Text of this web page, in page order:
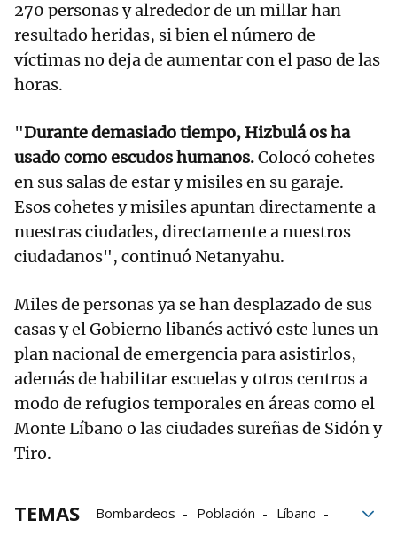
270 personas y alrededor de un millar han
resultado heridas, si bien el número de
víctimas no deja de aumentar con el paso de las
horas.
"Durante demasiado tiempo, Hizbulá os ha
usado como escudos humanos.Colocó cohetes
en sus salas de estar y misiles en su garaje.
Esos cohetes y misiles apuntan directamente a
nuestras ciudades, directamente a nuestros
ciudadanos", continuó Netanyahu.
Miles de personas ya se han desplazado de sus
casas y el Gobierno libanés activó este lunes un
plan nacional de emergencia para asistirlos,
además de habilitar escuelas y otros centros a
modo de refugios temporales en áreas como el
Monte Líbano o las ciudades sureñas de Sidón y
Tiro.
TEMAS Bombardeos Población
Líbano